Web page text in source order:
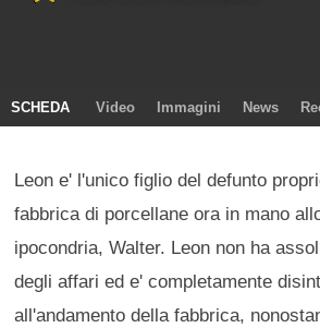
SCHEDA Video Immagini News
Leon e' l'unico figlio del defunto
fabbrica di porcellane ora in mano
ipocondria, Walter. Leon non ha
degli affari ed e' completamente
all'andamento della fabbrica,